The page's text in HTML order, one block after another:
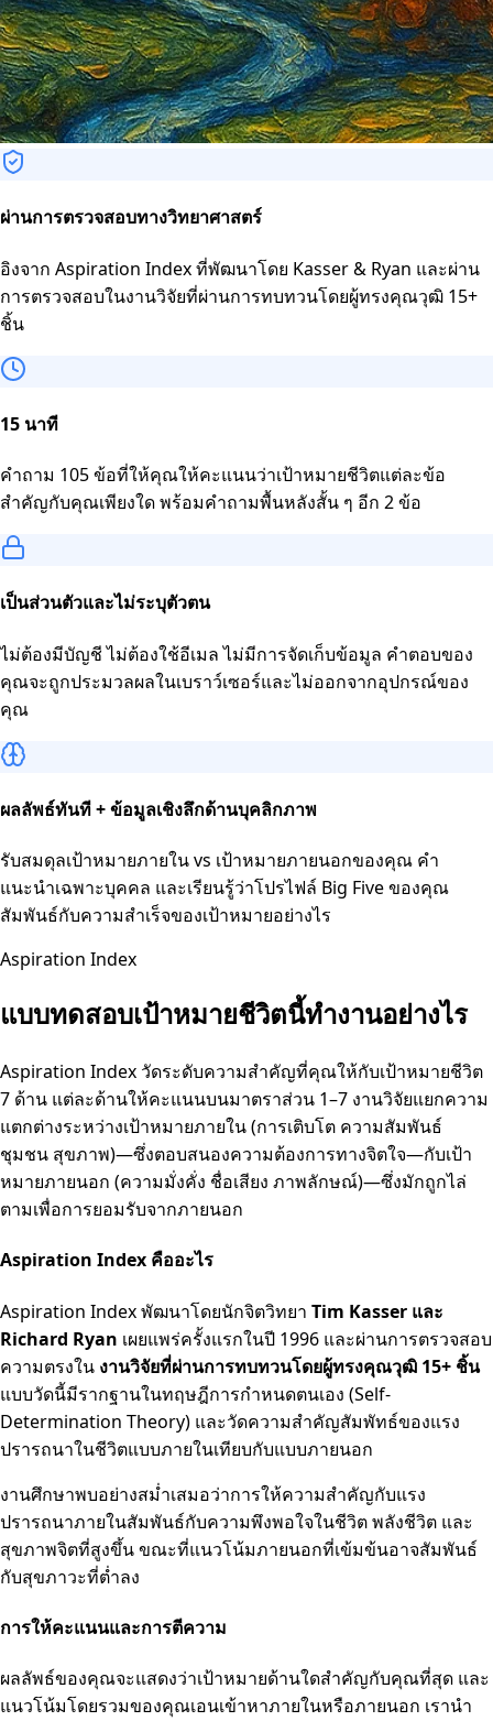
ผ่านการตรวจสอบทางวิทยาศาสตร์
อิงจาก Aspiration Index ที่พัฒนาโดย Kasser & Ryan และผ่าน
การตรวจสอบในงานวิจัยที่ผ่านการทบทวนโดยผู้ทรงคุณวุฒิ 15+
ชิ้น
15 นาที
คำถาม 105 ข้อที่ให้คุณให้คะแนนว่าเป้าหมายชีวิตแต่ละข้อ
สำคัญกับคุณเพียงใด พร้อมคำถามพื้นหลังสั้น ๆ อีก 2 ข้อ
เป็นส่วนตัวและไม่ระบุตัวตน
ไม่ต้องมีบัญชี ไม่ต้องใช้อีเมล ไม่มีการจัดเก็บข้อมูล คำตอบของ
คุณจะถูกประมวลผลในเบราว์เซอร์และไม่ออกจากอุปกรณ์ของ
คุณ
ผลลัพธ์ทันที + ข้อมูลเชิงลึกด้านบุคลิกภาพ
รับสมดุลเป้าหมายภายใน vs เป้าหมายภายนอกของคุณ คำ
แนะนำเฉพาะบุคคล และเรียนรู้ว่าโปรไฟล์ Big Five ของคุณ
สัมพันธ์กับความสำเร็จของเป้าหมายอย่างไร
Aspiration Index
แบบทดสอบเป้าหมายชีวิตนี้ทำงานอย่างไร
Aspiration Index วัดระดับความสำคัญที่คุณให้กับเป้าหมายชีวิต
7 ด้าน แต่ละด้านให้คะแนนบนมาตราส่วน 1–7 งานวิจัยแยกความ
แตกต่างระหว่างเป้าหมายภายใน (การเติบโต ความสัมพันธ์
ชุมชน สุขภาพ)—ซึ่งตอบสนองความต้องการทางจิตใจ—กับเป้า
หมายภายนอก (ความมั่งคั่ง ชื่อเสียง ภาพลักษณ์)—ซึ่งมักถูกไล่
ตามเพื่อการยอมรับจากภายนอก
Aspiration Index คืออะไร
Aspiration Index พัฒนาโดยนักจิตวิทยา Tim Kasser และ
Richard Ryan เผยแพร่ครั้งแรกในปี 1996 และผ่านการตรวจสอบ
ความตรงใน งานวิจัยที่ผ่านการทบทวนโดยผู้ทรงคุณวุฒิ 15+ ชิ้น
แบบวัดนี้มีรากฐานในทฤษฎีการกำหนดตนเอง (Self-
Determination Theory) และวัดความสำคัญสัมพัทธ์ของแรง
ปรารถนาในชีวิตแบบภายในเทียบกับแบบภายนอก
งานศึกษาพบอย่างสม่ำเสมอว่าการให้ความสำคัญกับแรง
ปรารถนาภายในสัมพันธ์กับความพึงพอใจในชีวิต พลังชีวิต และ
สุขภาพจิตที่สูงขึ้น ขณะที่แนวโน้มภายนอกที่เข้มข้นอาจสัมพันธ์
กับสุขภาวะที่ต่ำลง
การให้คะแนนและการตีความ
ผลลัพธ์ของคุณจะแสดงว่าเป้าหมายด้านใดสำคัญกับคุณที่สุด และ
แนวโน้มโดยรวมของคุณเอนเข้าหาภายในหรือภายนอก เรานำ